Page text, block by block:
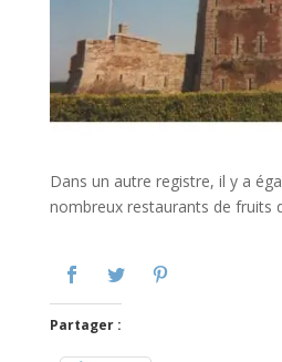
Dans un autre registre, il y a
nombreux restaurants de fruits
Partager :